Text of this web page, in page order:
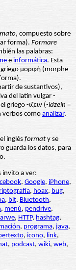
, compuesto sobre
forma). Formare
las palabras:
e informática. Esta
griego μορφή (morphe
de sustantivos),
del latín vulgar -
griego -ιζειν (-idzein =
verbos como analizar,
inglés format y se
guarda los datos, para
invito a ver:
, Google, iPhone,
, hoax, bug,
, bit, Bluetooth,
, menú, pendrive,
, HTTP, hashtag,
, programa, java,
, icono, link,
, podcast, wiki, web,